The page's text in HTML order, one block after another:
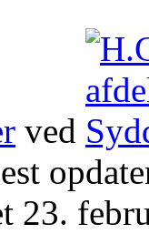
ved
23.